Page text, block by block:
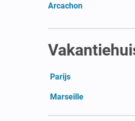
Arcachon
Parijs
Marseille